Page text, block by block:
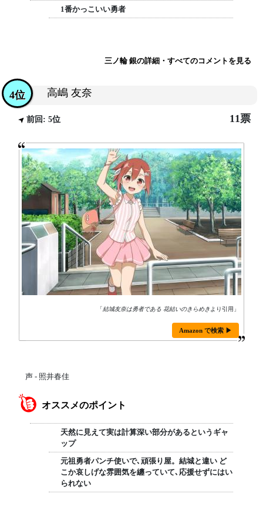
1番かっこいい勇者
三ノ輪 銀の詳細・すべてのコメントを見る
高嶋 友奈
4位
前回: 5位 11票
「結城友奈は勇者である 花結いのきらめき より引用」
Amazon で検索 ▶
声 - 照井春佳
オススメのポイント
天然に見えて実は計算深い部分があるというギャ
ップ
元祖勇者パンチ使いで､頑張り屋。結城と違い ど
こか哀しげな雰囲気を纏っていて､応援せずにはい
られない